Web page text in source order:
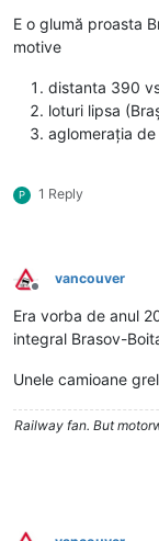
E o glumă proasta
motive
distanta 390
loturi lipsa
aglomerația
P 1 Reply
Deconectat
vancouver
Era vorba de anul
integral Brasov-
Unele camioane
Railway fan. But